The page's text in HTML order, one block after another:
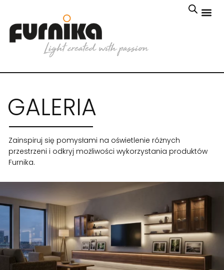
GALERIA
Zainspiruj się pomysłami na oświetlenie różnych
przestrzeni i odkryj możliwości wykorzystania produktów
Furnika.